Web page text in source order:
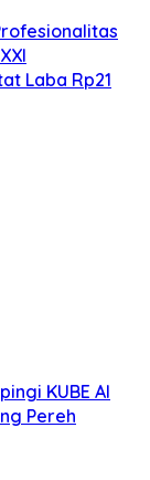
Laba Rp21
KUBE Al
Pereh